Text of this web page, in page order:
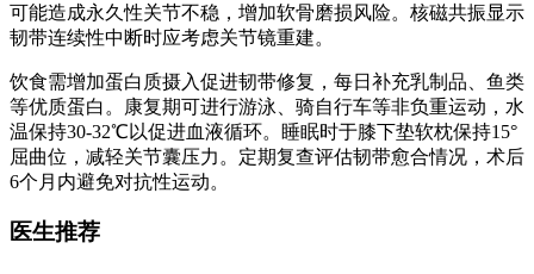
可能造成永久性关节不稳，增加软骨磨损风险。核磁共振显示
韧带连续性中断时应考虑关节镜重建。
饮食需增加蛋白质摄入促进韧带修复，每日补充乳制品、鱼类
等优质蛋白。康复期可进行游泳、骑自行车等非负重运动，水
温保持30-32℃以促进血液循环。睡眠时于膝下垫软枕保持15°
屈曲位，减轻关节囊压力。定期复查评估韧带愈合情况，术后
6个月内避免对抗性运动。
医生推荐